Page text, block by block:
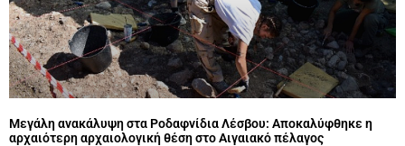
Μεγάλη ανακάλυψη στα Ροδαφνίδια Λέσβου: Αποκαλύφθηκε η
αρχαιότερη αρχαιολογική θέση στο Αιγαιακό πέλαγος